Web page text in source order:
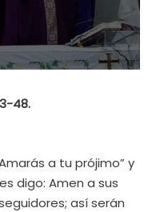
48.
a tu prójimo” y
digo: Amen a sus
así serán